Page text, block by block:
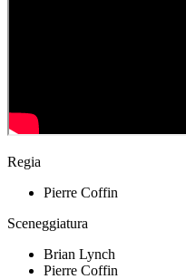
Regia
Pierre Coffin
Sceneggiatura
Brian Lynch
Pierre Coffin